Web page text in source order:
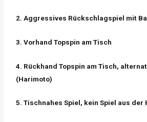
2. Aggressives Rückschlagspiel mit
3. Vorhand Topspin am Tisch
4. Rückhand Topspin am Tisch,
(Harimoto)
5. Tischnahes Spiel, kein Spiel aus der